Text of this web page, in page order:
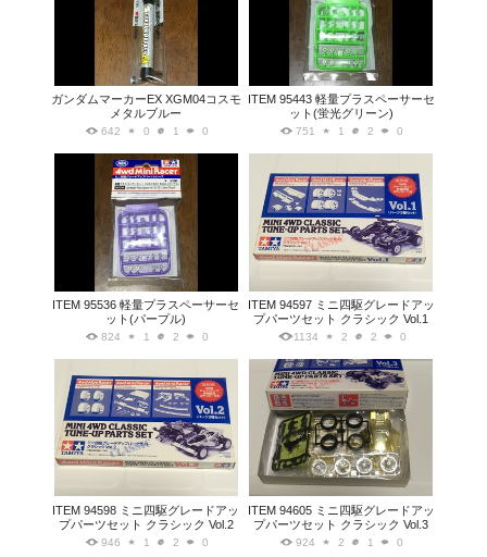
ガンダムマーカーEX XGM04コスモ
メタルブルー
642 0 1 0
ITEM 95443 軽量プラスペーサーセ
ット(蛍光グリーン)
751 1 2 0
ITEM 95536 軽量プラスペーサーセ
ット(パープル)
824 1 2 0
ITEM 94597 ミニ四駆グレードアッ
プパーツセット クラシック Vol.1
1134 2 2 0
ITEM 94598 ミニ四駆グレードアッ
プパーツセット クラシック Vol.2
946 1 2 0
ITEM 94605 ミニ四駆グレードアッ
プパーツセット クラシック Vol.3
924 2 1 0